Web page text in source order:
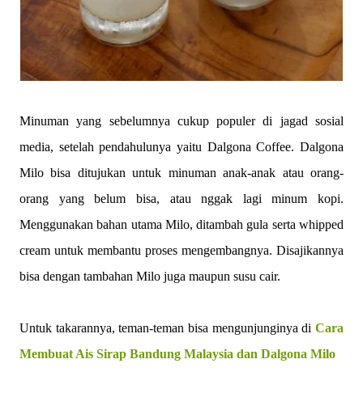
Minuman yang sebelumnya cukup populer di jagad sosial
media, setelah pendahulunya yaitu Dalgona Coffee. Dalgona
Milo bisa ditujukan untuk minuman anak-anak atau orang-
orang yang belum bisa, atau nggak lagi minum kopi.
Menggunakan bahan utama Milo, ditambah gula serta whipped
cream untuk membantu proses mengembangnya. Disajikannya
bisa dengan tambahan Milo juga maupun susu cair.
Untuk takarannya, teman-teman bisa mengunjunginya di Cara
Membuat Ais Sirap Bandung Malaysia dan Dalgona Milo